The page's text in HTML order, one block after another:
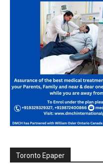
Toronto Epaper